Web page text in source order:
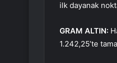
ilk dayanak
GRAM ALTIN:
1.242,25’te